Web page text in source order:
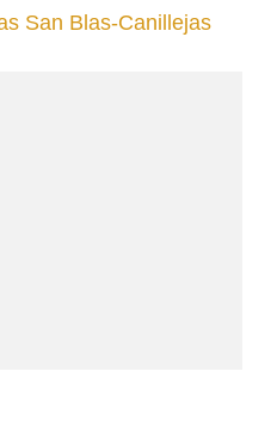
San Blas-Canillejas